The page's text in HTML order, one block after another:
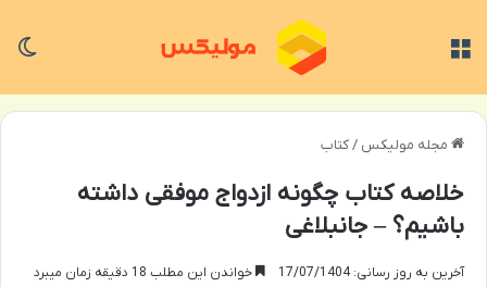
مجله مولیکس /کتاب
خلاصه کتاب چگونه ازدواج موفقی داشته
باشیم؟ – جانبلاغی
آخرین به روز رسانی: 17/07/1404 خواندن این مطلب 18 دقیقه زمان میبرد